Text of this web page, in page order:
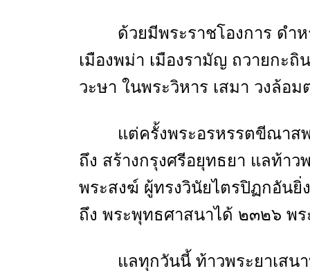
ด้วยมีพระราชโองการ ดำ
เมืองพม่า เมืองรามัญ ถวายกะ
วะษา ในพระวิหาร เสมา วงล้อ
แต่ครั้งพระอรหรรตขีณาส
ถึง สร้างกรุงศรีอยุทธยา แลท้า
พระสงฆ์ ผู้ทรงวินัยไตรปิฏกอันยิ่
ถึง พระพุทธศาสนาได้ ๒๓๒๖ พร
แลทุกวันนี้ ท้าวพระยาเส